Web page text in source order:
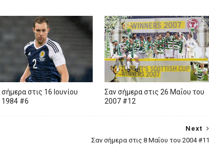
στις 16 Ιουνίου
1984 #6
Σαν σήμερα στις 26 Μαΐου του
2007 #12
Next
Σαν σήμερα στις 8 Μαΐου του 2004 #11